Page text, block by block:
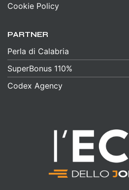
Cookie Policy
PARTNER
Perla di Calabria
SuperBonus 110%
Codex Agency